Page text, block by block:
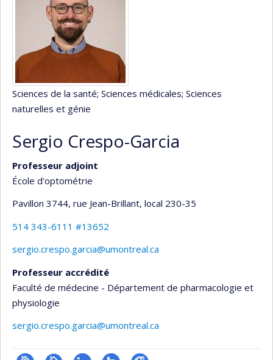
Sciences de la santé; Sciences médicales; Sciences
naturelles et génie
Sergio Crespo-Garcia
Professeur adjoint
École d'optométrie
Pavillon 3744, rue Jean-Brillant, local 230-35
514 343-6111 #13652
sergio.crespo.garcia@umontreal.ca
Professeur accrédité
Faculté de médecine - Département de pharmacologie et
physiologie
sergio.crespo.garcia@umontreal.ca